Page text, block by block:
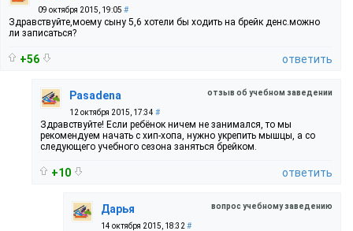
09 октября 2015, 19:05 #
Здравствуйте,моему сыну 5,6 хотели бы ходить на брейк денс.можно
ли записаться?
+56 ответить
отзыв об учебном заведении
Pasadena
12 октября 2015, 17:34 #
Здравствуйте! Если ребёнок ничем не занимался, то мы
рекомендуем начать с хип-хопа, нужно укрепить мышцы, а со
следующего учебного сезона заняться брейком.
+10 ответить
вопрос учебному заведению
Дарья
14 октября 2015, 18:32 #